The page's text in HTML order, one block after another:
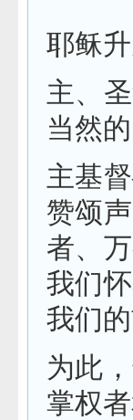
耶稣
主、
当然
主基
赞颂
者、
我们
我们
为此
掌权